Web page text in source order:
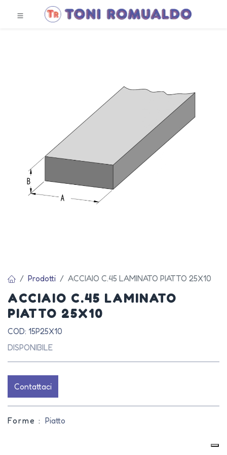
Prodotti ACCIAIO C.45 LAMINATO PIATTO 25X10
ACCIAIO C.45 LAMINATO
PIATTO 25X10
COD: 15P25X10
DISPONIBILE
Contattaci
Forme : Piatto